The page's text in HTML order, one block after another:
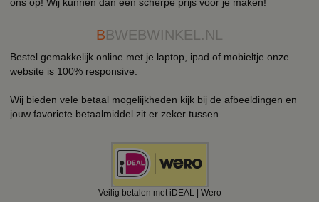
BBWEBWINKEL.NL
Bestel gemakkelijk online met je laptop, ipad of mobieltje onze
website is 100% responsive.
Wij bieden vele betaal mogelijkheden kijk bij de afbeeldingen en
jouw favoriete betaalmiddel zit er zeker tussen.
Veilig betalen met iDEAL | Wero